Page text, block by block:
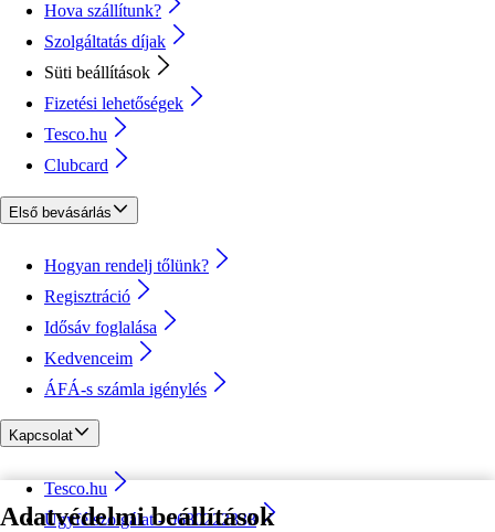
Adatvédelmi beállítások
Hova szállítunk?
Szolgáltatás díjak
Süti beállítások
Fizetési lehetőségek
Tesco.hu
Clubcard
Első bevásárlás
Hogyan rendelj tőlünk?
Regisztráció
Idősáv foglalása
Kedvenceim
ÁFÁ-s számla igénylés
Kapcsolat
Tesco.hu
Ügyfélszolgálat - 0680222333